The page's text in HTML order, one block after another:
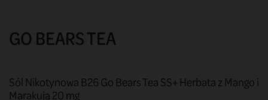
GO BEARS TEA
Sól Nikotynowa B26 Go Bears Tea SS+ Herbata z Mango i
Marakują 20 mg